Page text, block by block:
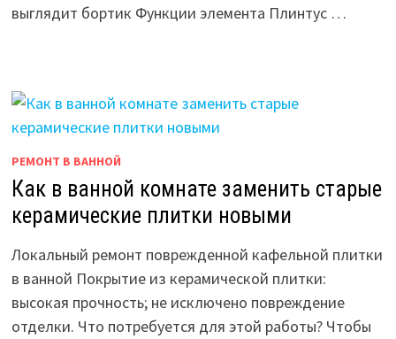
выглядит бортик Функции элемента Плинтус …
РЕМОНТ В ВАННОЙ
Как в ванной комнате заменить старые
керамические плитки новыми
Локальный ремонт поврежденной кафельной плитки
в ванной Покрытие из керамической плитки:
высокая прочность; не исключено повреждение
отделки. Что потребуется для этой работы? Чтобы